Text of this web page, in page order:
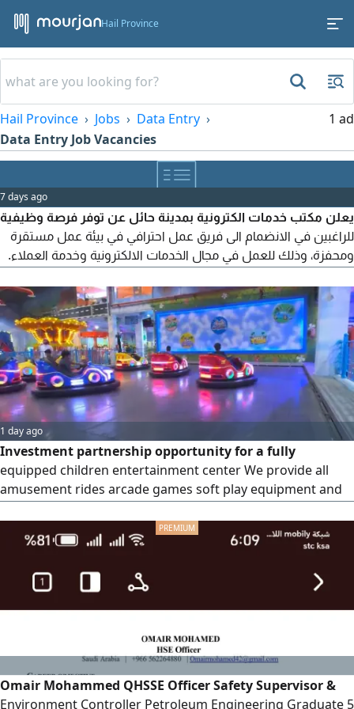
Hail Province
Hail Province Jobs
Data Entry
Data Entry Job Vacancies
1 ad
7 days ago
يعلن مكتب خدمات الكترونية بمدينة حائل عن توفر فرصة وظيفية
للراغبين في الانضمام الى فريق عمل احترافي في بيئة عمل مستقرة
ومحفزة، وذلك للعمل في مجال الخدمات الالكترونية وخدمة العملاء.
الوظيفية استقبال العملاء وتقديم الخدمة باحترافية. تنفيذ وانجاز
الخدمات الحكومية الالكترونية عبر المنصات الرسمية. ادخال البيانات
بدقة ومراجعتها. متابعة معاملات العملاء
1 day ago
Investment partnership opportunity for a fully
equipped children entertainment center We provide all
amusement rides arcade games soft play equipment and
investment partner prepares the venue including civil
defense compliance HVAC décor epoxy flooring lighting
be mutually agreed upon
Omair Mohammed QHSSE Officer Safety Supervisor &
Environment Controller Petroleum Engineering Graduate 5